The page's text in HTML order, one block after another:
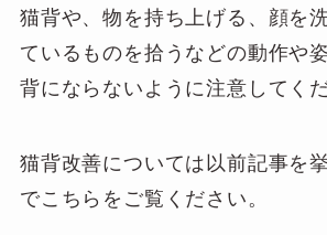
猫背や、物を持ち上げる、顔を
ているものを拾うなどの動作や
背にならないように注意してくだ
猫背改善については以前記事を
でこちらをご覧ください。